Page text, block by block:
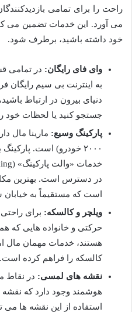
راحت را برای تمامی
می آورد. این خدمات تضمین می
خود داشته باشید، برطرف شود.
وای فای رایگان: در تمامی
به اینترنت بی سیم رایگان
دنیای بیرون در ارتباط
جستجو کنید یا لحظات خود
پارکینگ وسیع: مارینا مال
۲۰۰۰ خودرو) است.
است که مستقیماً به
ویلچر و کالسکه: برای
حرکتی و خانواده هایی که
هستند، خدمات مهمان مال
کالسکه را فراهم کرده است.
نقشه های لمسی: در نقاط
هوشمند وجود دارد که نقشه
استفاده از این نقشه ها می